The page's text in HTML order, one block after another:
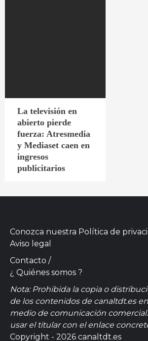
La televisión en
abierto pierde
fuerza: Atresmedia
y Mediaset caen en
ingresos
publicitarios
Conozca nuestra Política de
Aviso legal
Contacto /
¿ Quiénes somos ?
Nota: Prohibida la copia o
de los contenidos de canaltdt.es
medio de comunicación
usar el titular con el enlace
Copyright - 2026 canaltdt.es